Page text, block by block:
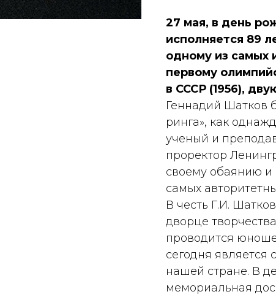
27 мая, в день
исполняется 89
одному из самых
первому
в СССР (1956),
Геннадий Шатков
ринга», как
ученый и
проректор
своему обаянию и
самых
В честь Г.И.
дворце
проводится
сегодня
нашей стране. В
мемориальная